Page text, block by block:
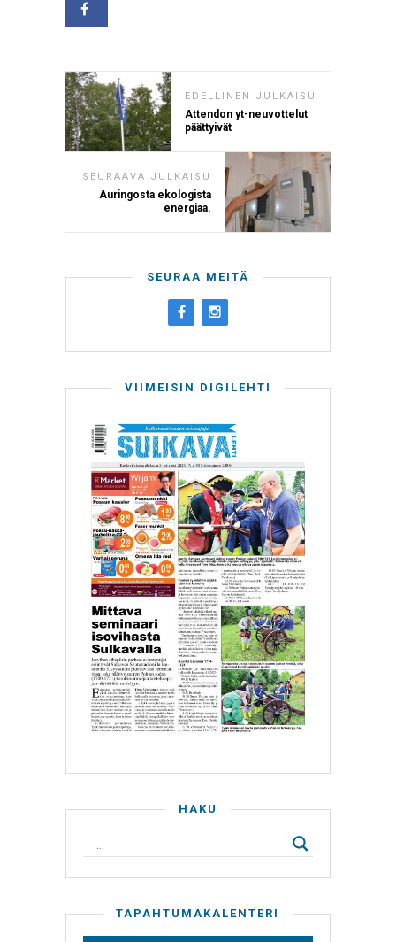
EDELLINEN JULKAISU
Attendon yt-neuvottelut
päättyivät
SEURAAVA JULKAISU
Auringosta ekologista
energiaa.
SEURAA MEITÄ
VIIMEISIN DIGILEHTI
HAKU
TAPAHTUMAKALENTERI